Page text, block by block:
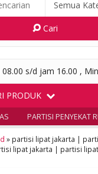
Cari
s/d jam 16.00 ,
PRODUK
PARTISI PENYEKAT
» partisi lipat jakarta |
lipat jakarta | partisi